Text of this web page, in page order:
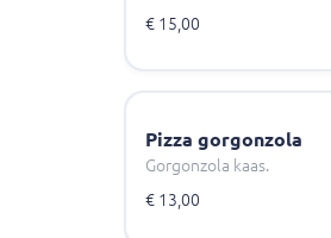
€ 15,00
Pizza gorgonzola
Gorgonzola kaas.
€ 13,00